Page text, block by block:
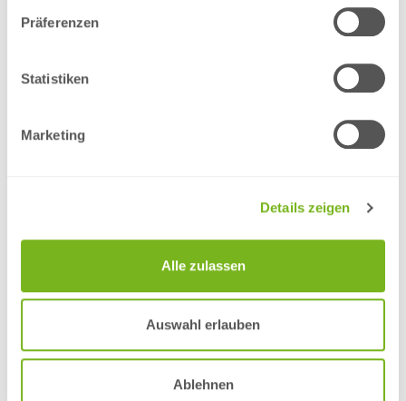
Präferenzen
Statistiken
Marketing
Details zeigen
Alle zulassen
Auswahl erlauben
Ablehnen